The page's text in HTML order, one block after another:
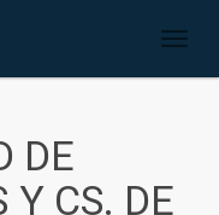
DE
Y CS. DE